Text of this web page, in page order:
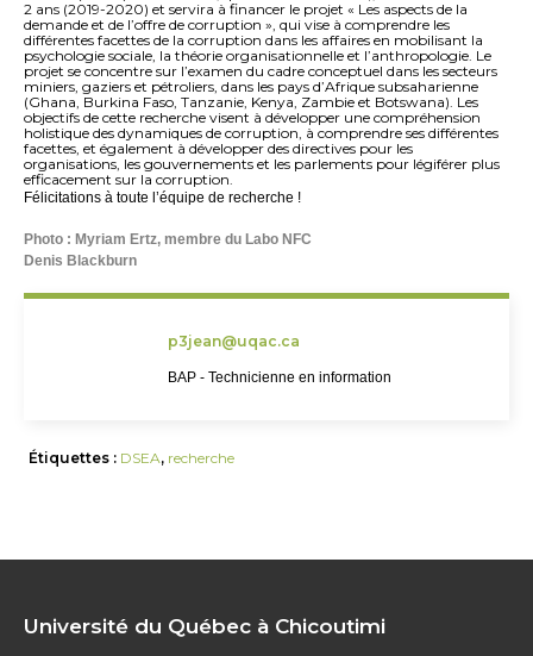
2 ans (2019-2020) et servira à financer le projet « Les aspects de la
demande et de l’offre de corruption », qui vise à comprendre les
différentes facettes de la corruption dans les affaires en mobilisant la
psychologie sociale, la théorie organisationnelle et l’anthropologie. Le
projet se concentre sur l’examen du cadre conceptuel dans les secteurs
miniers, gaziers et pétroliers, dans les pays d’Afrique subsaharienne
(Ghana, Burkina Faso, Tanzanie, Kenya, Zambie et Botswana). Les
objectifs de cette recherche visent à développer une compréhension
holistique des dynamiques de corruption, à comprendre ses différentes
facettes, et également à développer des directives pour les
organisations, les gouvernements et les parlements pour légiférer plus
efficacement sur la corruption.
Félicitations à toute l’équipe de recherche !
Photo : Myriam Ertz, membre du Labo NFC
Denis Blackburn
p3jean@uqac.ca
BAP - Technicienne en information
Étiquettes : DSEA, recherche
Université du Québec à Chicoutimi